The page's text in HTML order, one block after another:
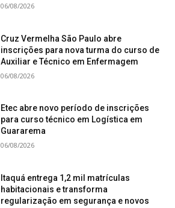
06/08/2026
Cruz Vermelha São Paulo abre
inscrições para nova turma do curso de
Auxiliar e Técnico em Enfermagem
06/08/2026
Etec abre novo período de inscrições
para curso técnico em Logística em
Guararema
06/08/2026
Itaquá entrega 1,2 mil matrículas
habitacionais e transforma
regularização em segurança e novos